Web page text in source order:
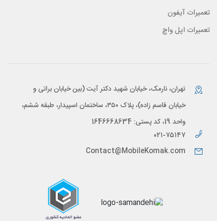
تعمیرات آیفون
تعمیرات اپل واچ
تهران، نارمک، خیابان شهید دکتر آیت (بین خیابان براتی و
خیابان قاسم زاده)، پلاک ۳۵۰، ساختمان اسپیدار، طبقه ششم،
واحد 19، کد پستی: 1646668634
۰۲۱-۷۵۱۴۷
Contact@MobileKomak.com